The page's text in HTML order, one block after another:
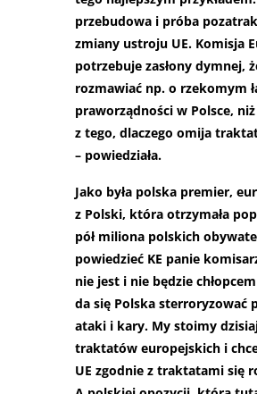
przebudowa i próba
zmiany ustroju UE. Komisja
potrzebuje zasłony dymnej,
rozmawiać np. o rzekomym
praworządności w Polsce,
z tego, dlaczego omija
– powiedziała.
Jako była polska premier,
z Polski, która otrzymała
pół miliona polskich
powiedzieć KE panie
nie jest i nie będzie
da się Polska sterroryzować
ataki i kary. My stoimy
traktatów europejskich i
UE zgodnie z traktatami się